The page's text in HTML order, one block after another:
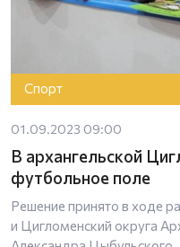
Спорт
01.09.2023 09:00
В архангельской
футбольное поле
Решение принято в ходе
и Цигломенский округа